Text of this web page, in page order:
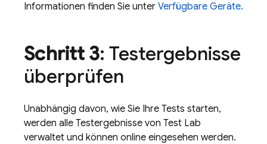
Informationen finden Sie unter Verfügbare Geräte.
Schritt 3: Testergebnisse
überprüfen
Unabhängig davon, wie Sie Ihre Tests starten,
werden alle Testergebnisse von Test Lab
verwaltet und können online eingesehen werden.